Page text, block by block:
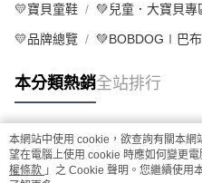
💛寶貝童鞋 💚兒童．大寶貝專
💛品牌總覽 💚BOBDOG∣巴
本分類熱銷全站排行
熱門標籤
本網站中使用 cookie，欲查詢有關本
望在電腦上使用 cookie 時應如何變更
權條款 」之 Cookie 聲明。您繼續使用